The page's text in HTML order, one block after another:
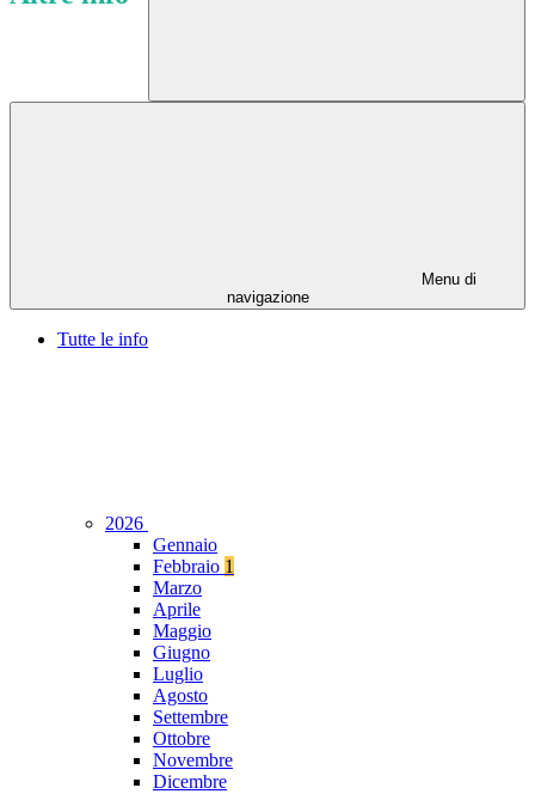
Menu di
navigazione
Tutte le info
2026
Gennaio
Febbraio 1
Marzo
Aprile
Maggio
Giugno
Luglio
Agosto
Settembre
Ottobre
Novembre
Dicembre